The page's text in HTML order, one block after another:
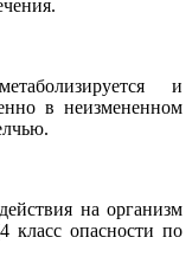
и
в неизмененном
на организм
класс опасности по